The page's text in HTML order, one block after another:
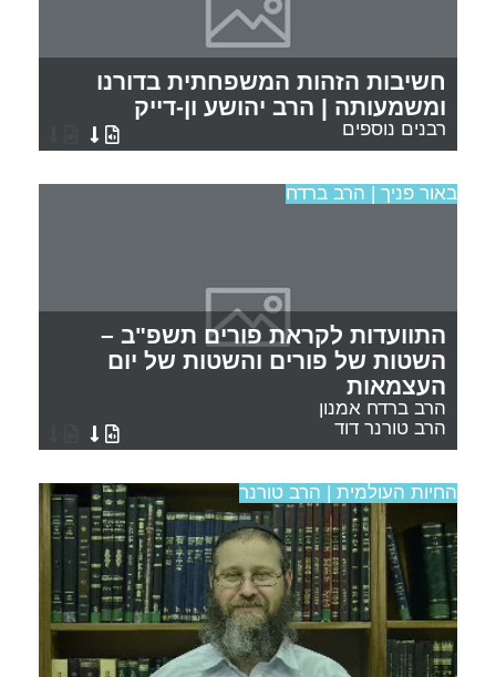
חשיבות הזהות המשפחתית בדורנו
ומשמעותה | הרב יהושע ון-דייק
רבנים נוספים
באור פניך | הרב ברדח
התוועדות לקראת פורים תשפ"ב –
השטות של פורים והשטות של יום
העצמאות
הרב ברדח אמנון
הרב טורנר דוד
החיות העולמית | הרב טורנר